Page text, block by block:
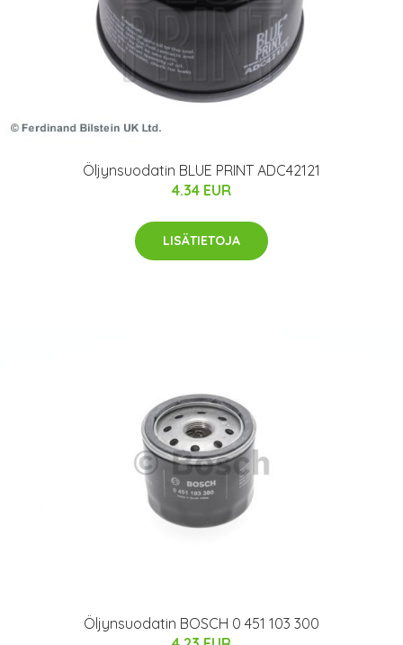
Öljynsuodatin BLUE PRINT ADC42121
4.34 EUR
LISÄTIETOJA
Öljynsuodatin BOSCH 0 451 103 300